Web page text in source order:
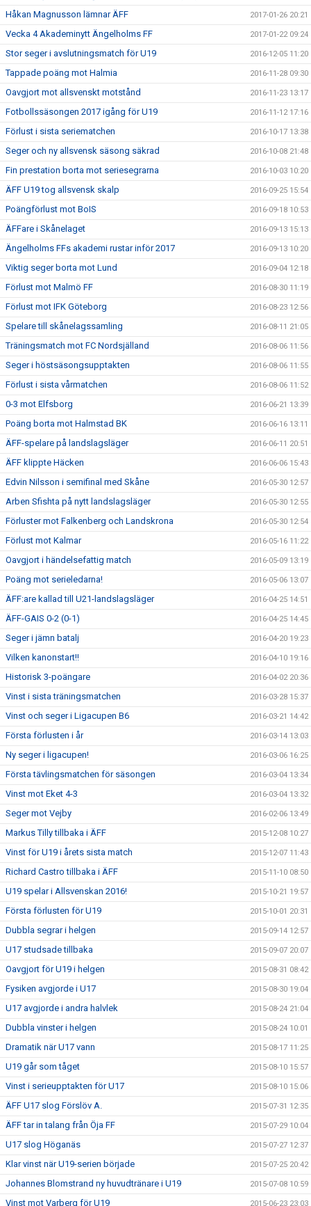
Håkan Magnusson lämnar ÄFF 2017-01-26 20:21
Vecka 4 Akademinytt Ängelholms FF 2017-01-22 09:24
Stor seger i avslutningsmatch för U19 2016-12-05 11:20
Tappade poäng mot Halmia 2016-11-28 09:30
Oavgjort mot allsvenskt motstånd 2016-11-23 13:17
Fotbollssäsongen 2017 igång för U19 2016-11-12 17:16
Förlust i sista seriematchen 2016-10-17 13:38
Seger och ny allsvensk säsong säkrad 2016-10-08 21:48
Fin prestation borta mot seriesegrarna 2016-10-03 10:20
ÄFF U19 tog allsvensk skalp 2016-09-25 15:54
Poängförlust mot BoIS 2016-09-18 10:53
ÄFFare i Skånelaget 2016-09-13 15:13
Ängelholms FFs akademi rustar inför 2017 2016-09-13 10:20
Viktig seger borta mot Lund 2016-09-04 12:18
Förlust mot Malmö FF 2016-08-30 11:19
Förlust mot IFK Göteborg 2016-08-23 12:56
Spelare till skånelagssamling 2016-08-11 21:05
Träningsmatch mot FC Nordsjälland 2016-08-06 11:56
Seger i höstsäsongsupptakten 2016-08-06 11:55
Förlust i sista vårmatchen 2016-08-06 11:52
0-3 mot Elfsborg 2016-06-21 13:39
Poäng borta mot Halmstad BK 2016-06-16 13:11
ÄFF-spelare på landslagsläger 2016-06-11 20:51
ÄFF klippte Häcken 2016-06-06 15:43
Edvin Nilsson i semifinal med Skåne 2016-05-30 12:57
Arben Sfishta på nytt landslagsläger 2016-05-30 12:55
Förluster mot Falkenberg och Landskrona 2016-05-30 12:54
Förlust mot Kalmar 2016-05-16 11:22
Oavgjort i händelsefattig match 2016-05-09 13:19
Poäng mot serieledarna! 2016-05-06 13:07
ÄFF:are kallad till U21-landslagsläger 2016-04-25 14:51
ÄFF-GAIS 0-2 (0-1) 2016-04-25 14:45
Seger i jämn batalj 2016-04-20 19:23
Vilken kanonstart!! 2016-04-10 19:16
Historisk 3-poängare 2016-04-02 20:36
Vinst i sista träningsmatchen 2016-03-28 15:37
Vinst och seger i Ligacupen B6 2016-03-21 14:42
Första förlusten i år 2016-03-14 13:03
Ny seger i ligacupen! 2016-03-06 16:25
Första tävlingsmatchen för säsongen 2016-03-04 13:34
Vinst mot Eket 4-3 2016-03-04 13:32
Seger mot Vejby 2016-02-06 13:49
Markus Tilly tillbaka i ÄFF 2015-12-08 10:27
Vinst för U19 i årets sista match 2015-12-07 11:43
Richard Castro tillbaka i ÄFF 2015-11-10 08:50
U19 spelar i Allsvenskan 2016! 2015-10-21 19:57
Första förlusten för U19 2015-10-01 20:31
Dubbla segrar i helgen 2015-09-14 12:57
U17 studsade tillbaka 2015-09-07 20:07
Oavgjort för U19 i helgen 2015-08-31 08:42
Fysiken avgjorde i U17 2015-08-30 19:04
U17 avgjorde i andra halvlek 2015-08-24 21:04
Dubbla vinster i helgen 2015-08-24 10:01
Dramatik när U17 vann 2015-08-17 11:25
U19 går som tåget 2015-08-10 15:57
Vinst i serieupptakten för U17 2015-08-10 15:06
ÄFF U17 slog Förslöv A. 2015-07-31 12:35
ÄFF tar in talang från Öja FF 2015-07-29 10:04
U17 slog Höganäs 2015-07-27 12:37
Klar vinst när U19-serien började 2015-07-25 20:42
Johannes Blomstrand ny huvudtränare i U19 2015-07-08 10:59
Vinst mot Varberg för U19 2015-06-23 23:03